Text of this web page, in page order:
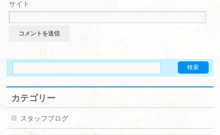
サイト
カテゴリー
スタッフブログ